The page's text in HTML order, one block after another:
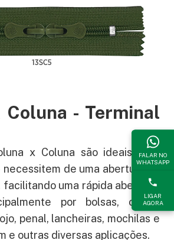
Coluna - Terminal
x Coluna são ideais para
de uma abertura no
uma rápida abertura.
por bolsas, cases,
penal, lancheiras, mochilas e
e outras diversas aplicações.
FALAR NO
WHATSAPP
LIGAR
AGORA